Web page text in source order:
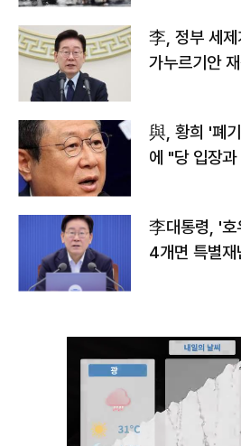
李, 정부 세
가누르기안
與, 황희 '폐
에 "당 입장
李대통령, '호
4개면 특별재